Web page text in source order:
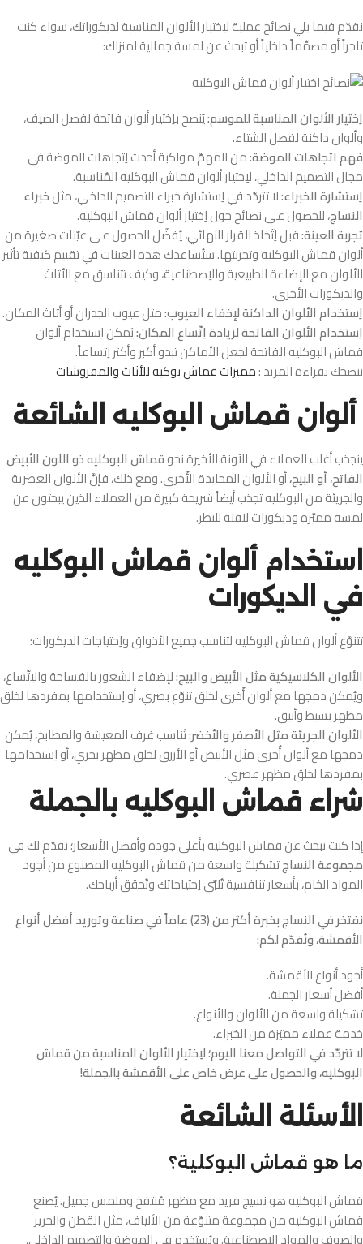
نقدّم فيما يلي نصائح عملية لاِختيار الألوان المناسبة لديكوراتك، سواء كنت
تاجراً أو مصمِّماً داخلياً أو تبحث عن لمسة جمالية لمنزلك:
اِختيار الألوان المناسبة للموسم:يُنصح باِختيار ألوان فاتحة لفصل الصيف،
وألوان داكنة لفصل الشتاء.
فهم اتجاهات الموضة:من المهمّ مواكبة أحدث اِتجاهات الموضة في
مجال التصميم الداخلي، لاِختيار ألوان قماش البوكليه المُناسبة.
اِستشارة الخبراء:لا تتردَّد في اِستشارة خبراء التصميم الداخلي، مثلخبراء
النساج، للحصول على نصائح حول اِختيار ألوان قماش البوكليه.
تجربة العينة:قبل اِتّخاذ القرار النهائي، يُفضَّل الحصول على عيّنات صغيرة من
ألوان قماش البوكليه وتجربتها. ستُساعدك هذه العينات في تقييم كيفية تأثير
الألوان مع الإضاءة الطبيعية والاِصطناعية، وكيف تتناسق مع الأثاث
والديكورات الأخرى.
اِستخدام الألوان الداكنة لإخفاء العيوب:مثل عيوب الجدران أو أثاث المكان.
اِستخدام الألوان الفاتحة لزيادة اِتّساع المكان:يُمكن اِستخدام ألوان
قماش البوكليه الفاتحة لجعل الأماكن تبدو أكبر وأكثر اِتساعاً.
ننصحك بقراءة المزيد :مميزات قماش بوكيه للأثاث والمفروشات
ألوان قماش البوكليه الشائعة
ينجذب أغلب العملاء في الآونة الأخيرة نحوقماش البوكليه ذو اللون الأبيض
الفاتح، أو البيج،أو الألوان المحايدة الأُخرى. ومع ذلك، فإنَّ الألوان العصرية
والجريئة من البوكليه تجذب أيضاً شريحة كبيرة من العملاء الذين يبحثون عن
لمسة مميَّزة وديكورات لافتة للنظر.
استخدام ألوان قماش البوكليه
في الديكورات
تتنوَّع ألوان قماش البوكليه لتناسب جميع الأذواق واِحتياجات الديكورات:
الألوان الكلاسيكية مثل الأبيض والبيج:لإضفاء الشعور بالفساحة والاِتّساع،
ويُمكن دمجها مع ألوان أُخرى لخلق تنوّع بصري، أو اِستخدامها بمفردها لخلق
مظهر بسيط وأنيق.
الألوان الجريئة مثل الأصفر والأخضر:تُناسب غرف المعيشة والمطابخ، يُمكن
دمجها مع ألوان أُخرى مثل الأبيض أو الأزرق لخلق مظهر بحري، أو اِستخدامها
بمفردها لخلق مظهر عصري.
شراء قماش البوكليه بالجملة
إذا كنت تبحث عن قماش البوكليه بأعلى جودة وأفضل الأسعار؛ نقدّم لك في
مجموعة النساجتشكيلة واسعة من قماش البوكليه المصنوع من أجود
المواد الخام، بأسعار تنافسية تُلبّي اِحتياجاتك وتُحقق أرباحك.
نفتخر في النساج بخبرة أكثر من (23) عاماً في صناعة وتوريد أفضل أنواع
الأقمشة، ونُقدّم لكم:
أجود أنواع الأقمشة.
أفضل أسعار الجملة.
تشكيلة واسعة من الألوان والأنواع.
خدمة عملاء مميّزة من الخبراء.
لا تتردَّد في التواصل معنا اليوم؛ لاِختيار الألوان المناسبة من قماش
البوكليه، والحصول على عرض خاص على الأقمشة بالجملة!
الأسئلة الشائعة
ما هو قماش البوكلية؟
قماش البوكليه هو نسيج فريد مع مظهر مُنتفخ وملمس جميل. يُصنع
قماش البوكليه من مجموعة متنوّعة من الألياف، مثل القطن والحرير